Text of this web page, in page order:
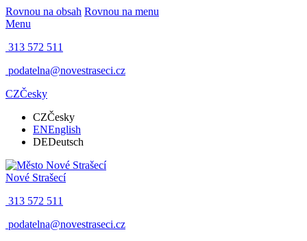
Rovnou na obsah Rovnou na menu
Menu
313 572 511
podatelna@novestraseci.cz
CZČesky
CZČesky
ENEnglish
DEDeutsch
Nové Strašecí
313 572 511
podatelna@novestraseci.cz